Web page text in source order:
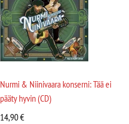
Nurmi & Niinivaara konserni: Tää ei
pääty hyvin (CD)
14,90€